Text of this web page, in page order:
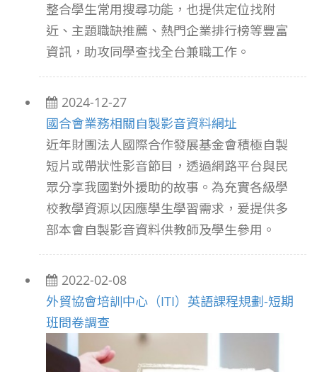
整合學生常用搜尋功能，也提供定位找附
近、主題職缺推薦、熱門企業排行榜等豐富
資訊，助攻同學查找全台兼職工作。
2024-12-27
國合會業務相關自製影音資料網址
近年財團法人國際合作發展基金會積極自製
短片或帶狀性影音節目，透過網路平台與民
眾分享我國對外援助的故事。為充實各級學
校教學資源以因應學生學習需求，爰提供多
部本會自製影音資料供教師及學生參用。
2022-02-08
外貿協會培訓中心（ITI）英語課程規劃-短期
班問卷調查